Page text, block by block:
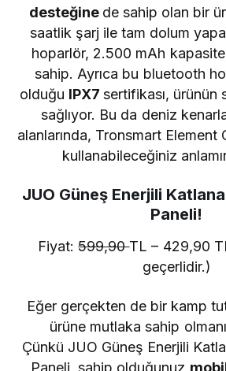
desteğine de sahip olan bir
saatlik şarj ile tam dolum
hoparlör, 2.500 mAh
sahip. Ayrıca bu bluetooth
olduğu IPX7 sertifikası, ürünün
sağlıyor. Bu da deniz
alanlarında, Tronsmart Element
kullanabileceğiniz
JUO Güneş Enerjili
Paneli!
Fiyat:599,90TL – 429,90
geçerlidir.)
Eğer gerçekten de bir kamp
ürüne mutlaka sahip
Çünkü JUO Güneş Enerjili
Paneli, sahip olduğunuz